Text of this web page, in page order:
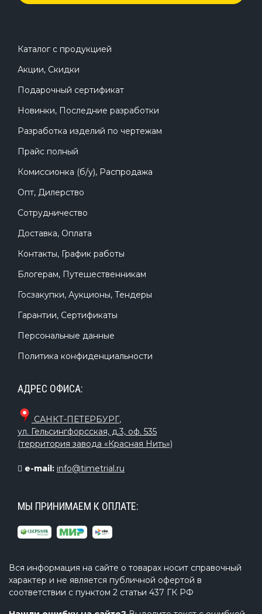
Каталог с продукцией
Акции, Скидки
Подарочный сертификат
Новинки, Последние разработки
Разработка изделий по чертежам
Прайс полный
Комиссионка (б/у), Распродажа
Опт, Дилерство
Сотрудничество
Доставка, Оплата
Контакты, График работы
Блогерам, Путешественникам
Госзакупки, Аукционы, Тендеры
Гарантии, Сертификаты
Персональные данные
Политика конфиденциальности
АДРЕС ОФИСА:
САНКТ-ПЕТЕРБУРГ,
ул. Гельсингфорсская, д.3, оф. 535
(территория завода «Красная Нить»)
e-mail: info@timetrial.ru
МЫ ПРИНИМАЕМ К ОПЛАТЕ:
Вся информация на сайте о товарах носит справочный
характер и не является публичной офертой в
соответствии с пунктом 2 статьи 437 ГК РФ